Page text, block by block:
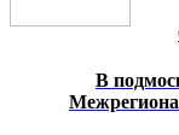
В